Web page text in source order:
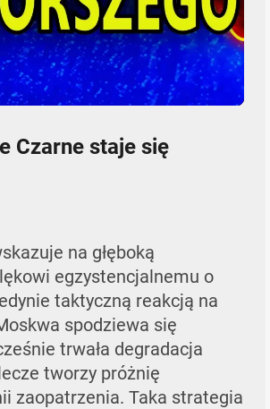
05:44
Mute Settings
Enter
Czarne staje się
na głęboką
egzystencjalnemu o
taktyczną reakcją na
spodziewa się
trwała degradacja
tworzy próżnię
zaopatrzenia. Taka strategia